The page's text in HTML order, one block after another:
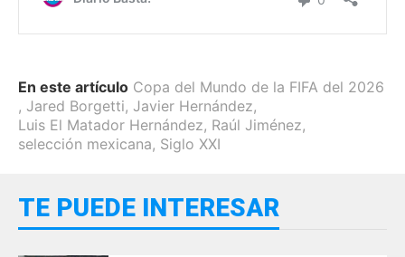
En este artículo Copa del Mundo de la FIFA del 2026
, Jared Borgetti, Javier Hernández,
Luis El Matador Hernández, Raúl Jiménez,
selección mexicana, Siglo XXI
TE PUEDE INTERESAR